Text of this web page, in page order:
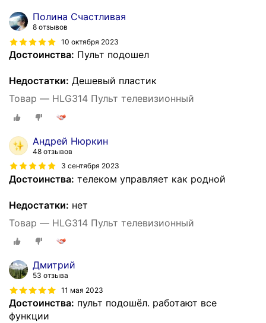
Полина Счастливая
8 отзывов
10 октября 2023
Достоинства: Пульт подошел
Недостатки: Дешевый пластик
Товар — HLG314 Пульт телевизионный
Андрей Нюркин
48 отзывов
3 сентября 2023
Достоинства: телеком управляет как родной
Недостатки: нет
Товар — HLG314 Пульт телевизионный
Дмитрий
53 отзыва
11 мая 2023
Достоинства: пульт подошёл. работают все
функции